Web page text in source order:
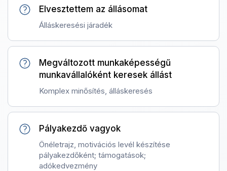
Elvesztettem az állásomat
Álláskeresési járadék
Megváltozott munkaképességű
munkavállalóként keresek állást
Komplex minősítés, álláskeresés
Pályakezdő vagyok
Önéletrajz, motivációs levél készítése
pályakezdőként; támogatások;
adókedvezmény